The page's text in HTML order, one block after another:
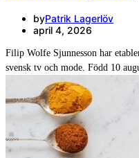
byPatrik Lagerlöv
april 4, 2026
Filip Wolfe Sjunnesson har
svensk tv och mode. Född 10